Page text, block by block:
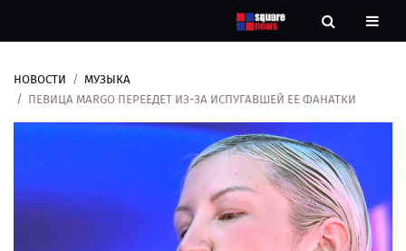
Новости
НОВОСТИ
МУЗЫКА
ПЕВИЦА MARGO ПЕРЕЕДЕТ ИЗ-ЗА ИСПУГАВШЕЙ ЕЕ ФАНАТКИ